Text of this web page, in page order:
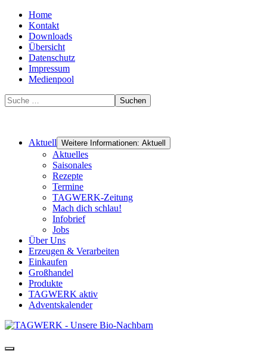
Home
Kontakt
Downloads
Übersicht
Datenschutz
Impressum
Medienpool
Suchen
Aktuell Weitere Informationen: Aktuell
Aktuelles
Saisonales
Rezepte
Termine
TAGWERK-Zeitung
Mach dich schlau!
Infobrief
Jobs
Über Uns
Erzeugen & Verarbeiten
Einkaufen
Großhandel
Produkte
TAGWERK aktiv
Adventskalender